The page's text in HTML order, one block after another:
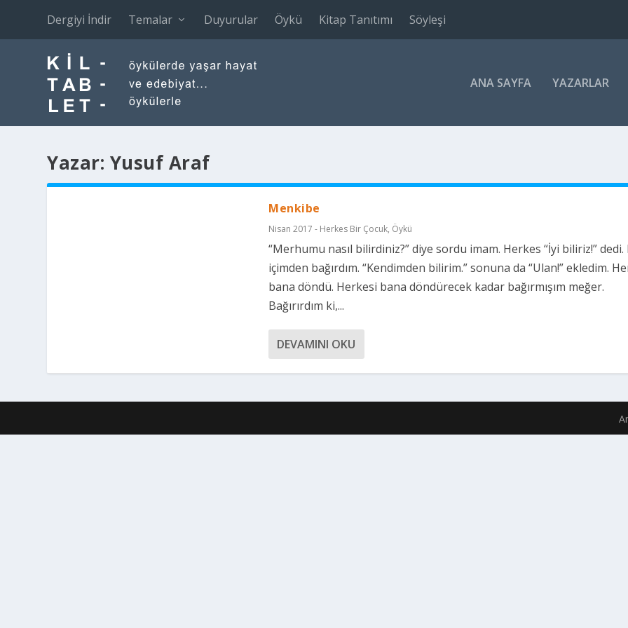
Dergiyi İndir Temalar Duyurular Öykü Kitap Tanıtımı Söyleşi
ANA SAYFA YAZARLAR
Yazar: Yusuf Araf
Menkibe
Nisan 2017 - Herkes Bir Çocuk, Öykü
“Merhumu nasıl bilirdiniz?” diye sordu imam. Herkes “İyi biliriz!” dedi.
içimden bağırdım. “Kendimden bilirim.” sonuna da “Ulan!” ekledim.
bana döndü. Herkesi bana döndürecek kadar bağırmışım meğer.
Bağırırdım ki,...
DEVAMINI OKU